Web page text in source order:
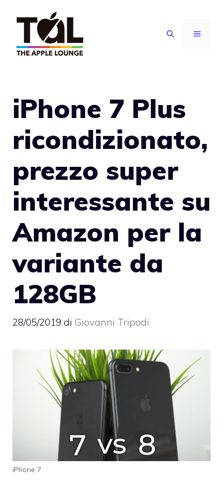
contenuto
MENU
iPhone 7 Plus
ricondizionato,
prezzo super
interessante su
Amazon per la
variante da
128GB
28/05/2019 di Giovanni Tripodi
iPhone 7